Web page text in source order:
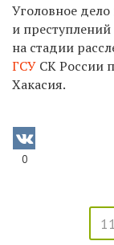
Уголовное
и
на стадии
ГСУ СК России
Хакасия.
0
11